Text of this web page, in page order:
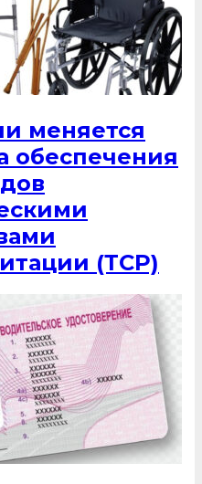
меняется
обеспечения
(ТСР)